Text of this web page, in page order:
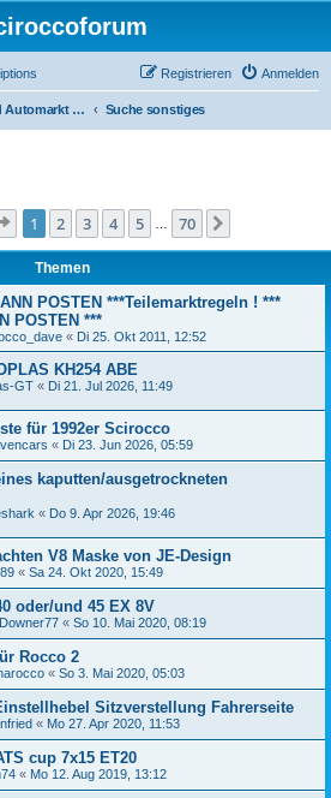
Anmelden
Registrieren
Teile- und Automarkt (nur mit Subscription - siehe obere Leiste) Suche sonstiges
Seite 1von 70
1 2 3 4 5 70
Themen
POSTEN ***Teilemarktregeln ! ***
POSTEN ***
« Di 25. Okt 2011, 12:52
KH254 ABE
GT « Di 21. Jul 2026, 11:49
für 1992er Scirocco
« Di 23. Jun 2026, 05:59
kaputten/ausgetrockneten
« Do 9. Apr 2026, 19:46
V8 Maske von JE-Design
« Sa 24. Okt 2020, 15:49
oder/und 45 EX 8V
« So 10. Mai 2020, 08:19
Rocco 2
« So 3. Mai 2020, 05:03
Sitzverstellung Fahrerseite
« Mo 27. Apr 2020, 11:53
cup 7x15 ET20
« Mo 12. Aug 2019, 13:12